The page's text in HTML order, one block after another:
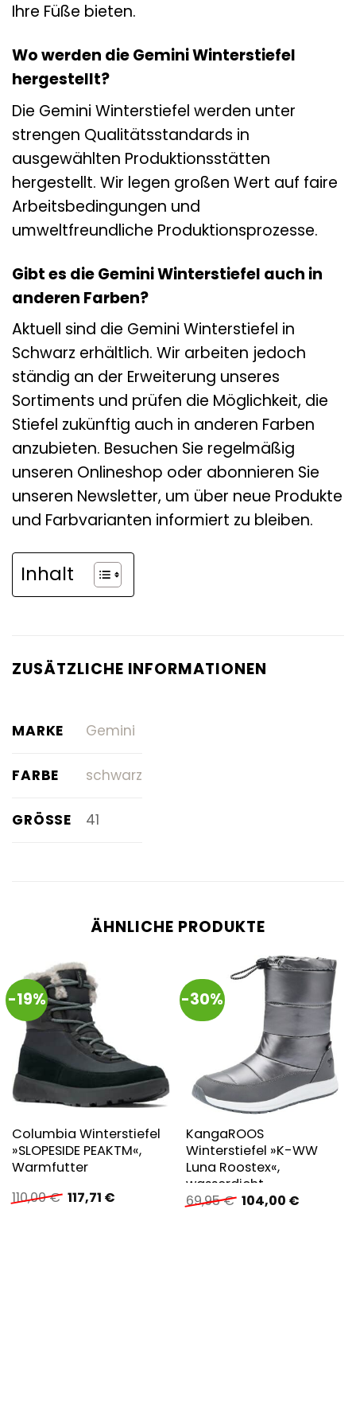
Ihre Füße bieten.
Wo werden die Gemini Winterstiefel
hergestellt?
Die Gemini Winterstiefel werden unter
strengen Qualitätsstandards in
ausgewählten Produktionsstätten
hergestellt. Wir legen großen Wert auf faire
Arbeitsbedingungen und
umweltfreundliche Produktionsprozesse.
Gibt es die Gemini Winterstiefel auch in
anderen Farben?
Aktuell sind die Gemini Winterstiefel in
Schwarz erhältlich. Wir arbeiten jedoch
ständig an der Erweiterung unseres
Sortiments und prüfen die Möglichkeit, die
Stiefel zukünftig auch in anderen Farben
anzubieten. Besuchen Sie regelmäßig
unseren Onlineshop oder abonnieren Sie
unseren Newsletter, um über neue Produkte
und Farbvarianten informiert zu bleiben.
Inhalt
ZUSÄTZLICHE INFORMATIONEN
MARKE Gemini
FARBE schwarz
GRÖSSE 41
ÄHNLICHE PRODUKTE
-19%
Columbia Winterstiefel
»SLOPESIDE PEAKTM«,
Warmfutter
110,00€ Ursprünglicher
Preis
117,71 €Aktueller
-30%
KangaROOS
Winterstiefel »K-WW
Luna Roostex«,
wasserdicht
69,95€ Ursprünglicher
Preis
104,00 €Aktueller